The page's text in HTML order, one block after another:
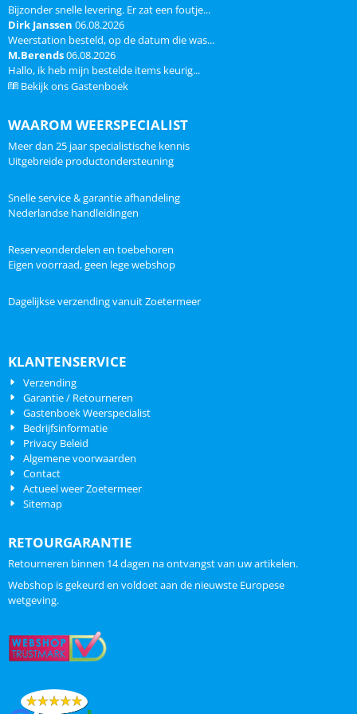
Bijzonder snelle levering. Er zat een foutje...
Dirk Janssen 06.08.2026
Weerstation besteld, op de datum die was...
M.Berends06.08.2026
Hallo, ik heb mijn bestelde items keurig...
Bekijk ons Gastenboek
WAAROM WEERSPECIALIST
Meer dan 25 jaar specialistische kennis
Uitgebreide productondersteuning
Snelle service & garantie afhandeling
Nederlandse handleidingen
Reserveonderdelen en toebehoren
Eigen voorraad, geen lege webshop
Dagelijkse verzending vanuit Zoetermeer
KLANTENSERVICE
Verzending
Garantie / Retourneren
Gastenboek Weerspecialist
Bedrijfsinformatie
Privacy Beleid
Algemene voorwaarden
Contact
Actueel weer Zoetermeer
Sitemap
RETOURGARANTIE
Retourneren binnen 14 dagen na ontvangst van uw artikelen.
Webshop is gekeurd en voldoet aan de nieuwste Europese
wetgeving.